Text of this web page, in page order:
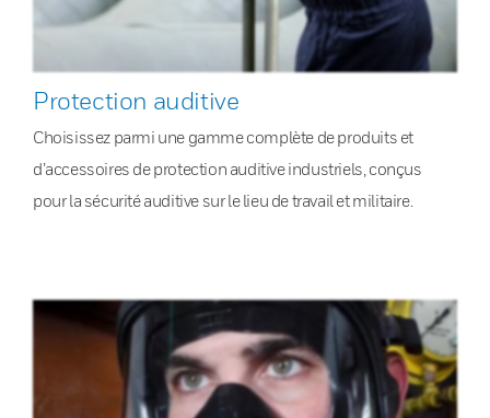
Protection auditive
Choisissez parmi une gamme complète de produits et
d’accessoires de protection auditive industriels, conçus
pour la sécurité auditive sur le lieu de travail et militaire.